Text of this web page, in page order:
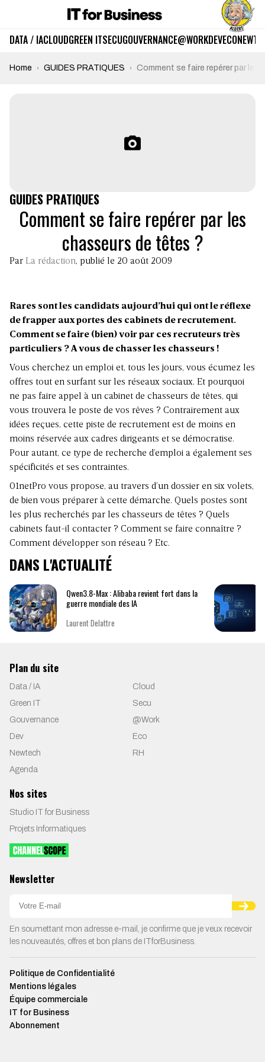
DATA / IACLOUDGREEN ITSECUGOUVERNANCE@WORKDEVECO
Home GUIDES PRATIQUES Comment se faire repérer par les
GUIDES PRATIQUES
Comment se faire repérer par les
chasseurs de têtes ?
Par La rédaction, publié le 20 août 2009
Rares sont les candidats aujourd’hui qui ont le réflexe
de frapper aux portes des cabinets de recrutement.
Comment se faire (bien) voir par ces recruteurs très
particuliers ? A vous de chasser les chasseurs !
Vous cherchez un emploi et, tous les jours, vous écumez les
offres tout en surfant sur les réseaux sociaux. Et pourquoi
ne pas faire appel à un cabinet de chasseurs de têtes, qui
vous trouvera le poste de vos rêves ? Contrairement aux
idées reçues, cette piste de recrutement est de moins en
moins réservée aux cadres dirigeants et se démocratise.
Pour autant, ce type de recherche d’emploi a également ses
spécificités et ses contraintes.
01netPro vous propose, au travers d’un dossier en six volets,
de bien vous préparer à cette démarche. Quels postes sont
les plus recherchés par les chasseurs de têtes ? Quels
cabinets faut-il contacter ? Comment se faire connaître ?
Comment développer son réseau ? Etc.
DANS L'ACTUALITÉ
Qwen3.8-Max : Alibaba revient fort dans la
guerre mondiale des IA
Laurent Delattre
Plan du site
Data / IA
Cloud
Green IT
Secu
Gouvernance
@Work
Dev
Eco
Newtech
RH
Agenda
Nos sites
Studio IT for Business
Projets Informatiques
Newsletter
En soumettant mon adresse e-mail, je confirme que je veux recevoir
les nouveautés, offres et bon plans de ITforBusiness.
Politique de Confidentialité
Mentions légales
Équipe commerciale
IT for Business
Abonnement